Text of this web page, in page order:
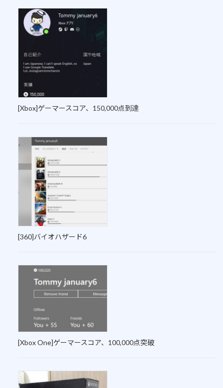
[Xbox]ゲーマースコア、150,000点到達
[360]バイオハザード6
[Xbox One]ゲーマースコア、100,000点突破